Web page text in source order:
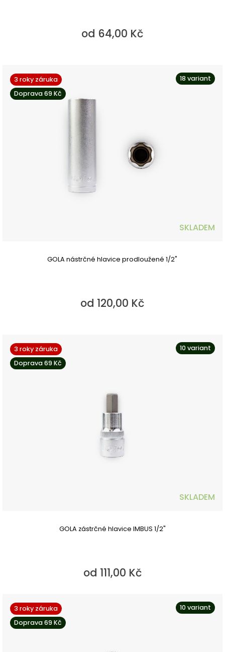
od 64,00 Kč
18 variant
3 roky záruka
Doprava 69 Kč
SKLADEM
GOLA nástrčné hlavice prodloužené 1/2"
od 120,00 Kč
10 variant
3 roky záruka
Doprava 69 Kč
SKLADEM
GOLA zástrčné hlavice IMBUS 1/2"
od 111,00 Kč
10 variant
3 roky záruka
Doprava 69 Kč